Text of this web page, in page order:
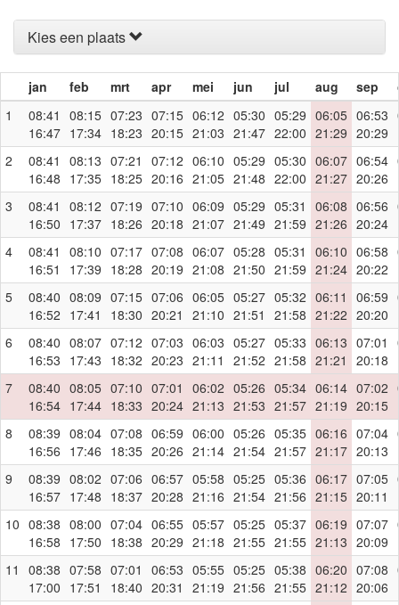
Kies een plaats
jan feb mrt apr mei jun jul aug sep
1
08:41
16:47
08:15
17:34
07:23
18:23
07:15
20:15
06:12
21:03
05:30
21:47
05:29
22:00
06:05
21:29
06:53
20:29
2
08:41
16:48
08:13
17:35
07:21
18:25
07:12
20:16
06:10
21:05
05:29
21:48
05:30
22:00
06:07
21:27
06:54
20:26
3
08:41
16:50
08:12
17:37
07:19
18:26
07:10
20:18
06:09
21:07
05:29
21:49
05:31
21:59
06:08
21:26
06:56
20:24
4
08:41
16:51
08:10
17:39
07:17
18:28
07:08
20:19
06:07
21:08
05:28
21:50
05:31
21:59
06:10
21:24
06:58
20:22
5
08:40
16:52
08:09
17:41
07:15
18:30
07:06
20:21
06:05
21:10
05:27
21:51
05:32
21:58
06:11
21:22
06:59
20:20
6
08:40
16:53
08:07
17:43
07:12
18:32
07:03
20:23
06:03
21:11
05:27
21:52
05:33
21:58
06:13
21:21
07:01
20:18
7
08:40
16:54
08:05
17:44
07:10
18:33
07:01
20:24
06:02
21:13
05:26
21:53
05:34
21:57
06:14
21:19
07:02
20:15
8
08:39
16:56
08:04
17:46
07:08
18:35
06:59
20:26
06:00
21:14
05:26
21:54
05:35
21:57
06:16
21:17
07:04
20:13
9
08:39
16:57
08:02
17:48
07:06
18:37
06:57
20:28
05:58
21:16
05:25
21:54
05:36
21:56
06:17
21:15
07:05
20:11
10 08:38
16:58
08:00
17:50
07:04
18:38
06:55
20:29
05:57
21:18
05:25
21:55
05:37
21:55
06:19
21:13
07:07
20:09
11
08:38
17:00
07:58
17:51
07:01
18:40
06:53
20:31
05:55
21:19
05:25
21:56
05:38
21:55
06:20
21:12
07:08
20:06